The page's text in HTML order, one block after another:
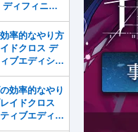
ディフィニテ
ョン】
率的なやり方
イドクロス デ
ブエディショ
効率的なやり
イドクロス
ィブエディシ